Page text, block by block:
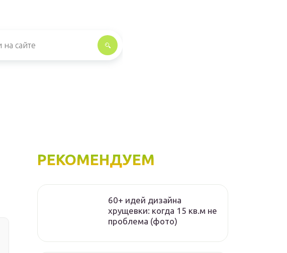
РЕКОМЕНДУЕМ
60+ идей дизайна
хрущевки: когда 15 кв.м не
проблема (фото)